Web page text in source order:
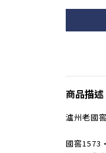
商品描述
瀘州老國
國窖